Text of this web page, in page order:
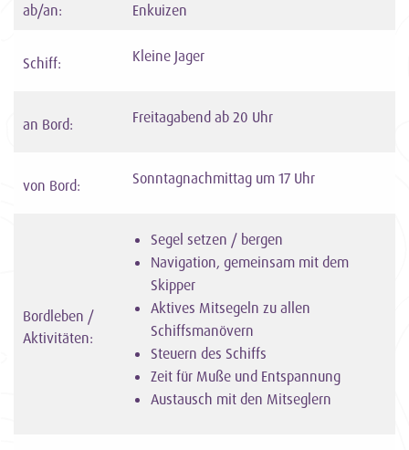
ab/an: Enkuizen
Schiff: Kleine Jager
an Bord: Freitagabend ab 20 Uhr
von Bord: Sonntagnachmittag um 17 Uhr
Bordleben /
Aktivitäten:
Segel setzen / bergen
Navigation, gemeinsam mit dem
Skipper
Aktives Mitsegeln zu allen
Schiffsmanövern
Steuern des Schiffs
Zeit für Muße und Entspannung
Austausch mit den Mitseglern